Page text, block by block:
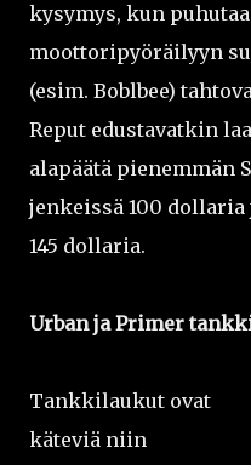
kysymys, kun
moottoripyöräilyyn
(esim. Boblbee)
Reput edustavatkin
alapäätä pienemmän
jenkeissä 100 dollaria
145 dollaria.
Urban ja Primer
Tankkilaukut ovat
käteviä niin